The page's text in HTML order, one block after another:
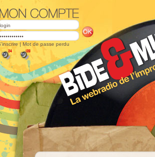
| Mot de passe perdu